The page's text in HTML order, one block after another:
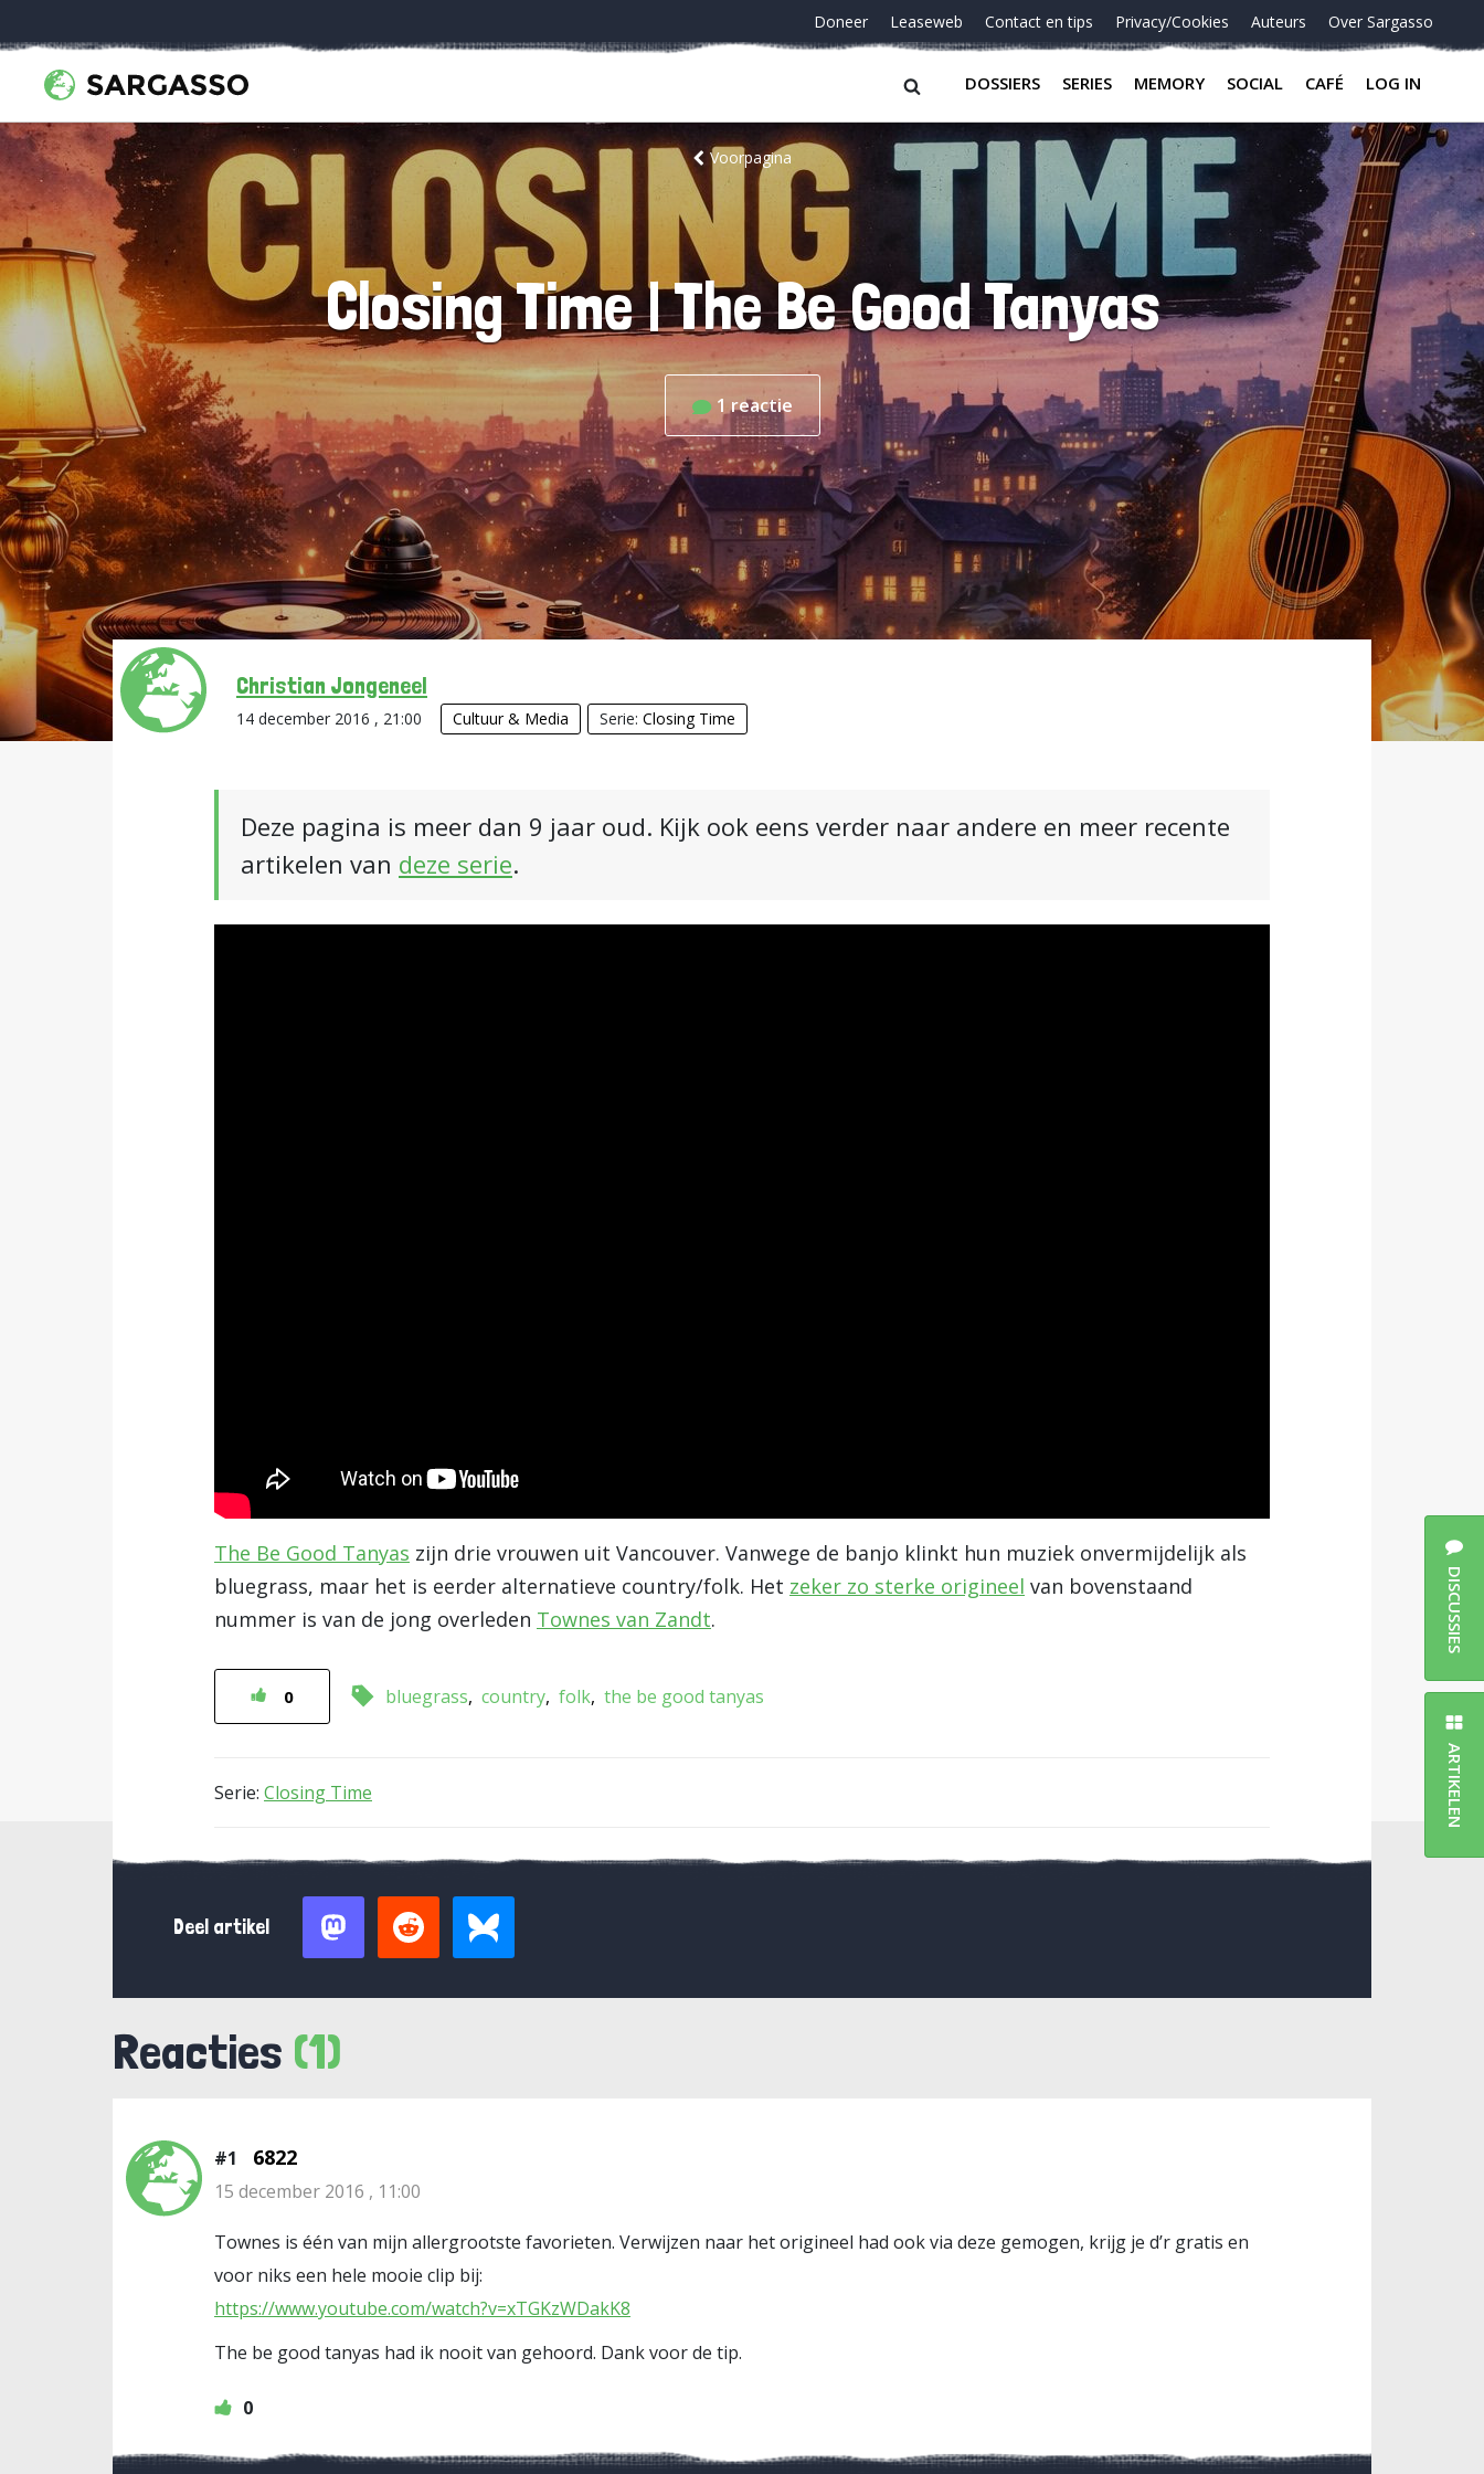
Doneer Leaseweb Contact en tips Privacy/Cookies Auteurs Over Sargasso
DOSSIERS SERIES MEMORY SOCIAL CAFÉ LOG IN
Voorpagina
Closing Time | The Be Good Tanyas
1 reactie
Christian Jongeneel
14 december 2016 , 21:00 Cultuur & Media Serie: Closing Time
Deze pagina is meer dan 9 jaar oud. Kijk ook eens verder naar andere en meer recente
artikelen van deze serie.
The Be Good Tanyas zijn drie vrouwen uit Vancouver. Vanwege de banjo klinkt hun muziek onvermijdelijk als
bluegrass, maar het is eerder alternatieve country/folk. Het zeker zo sterke origineel van bovenstaand
nummer is van de jong overleden Townes van Zandt.
0 bluegrass country folk the be good tanyas
Serie: Closing Time
Deel artikel
Reacties (1)
#1 6822
15 december 2016 , 11:00
Townes is één van mijn allergrootste favorieten. Verwijzen naar het origineel had ook via deze gemogen, krijg je d’r gratis en
voor niks een hele mooie clip bij:
https://www.youtube.com/watch?v=xTGKzWDakK8
The be good tanyas had ik nooit van gehoord. Dank voor de tip.
0
DISCUSSIES
ARTIKELEN